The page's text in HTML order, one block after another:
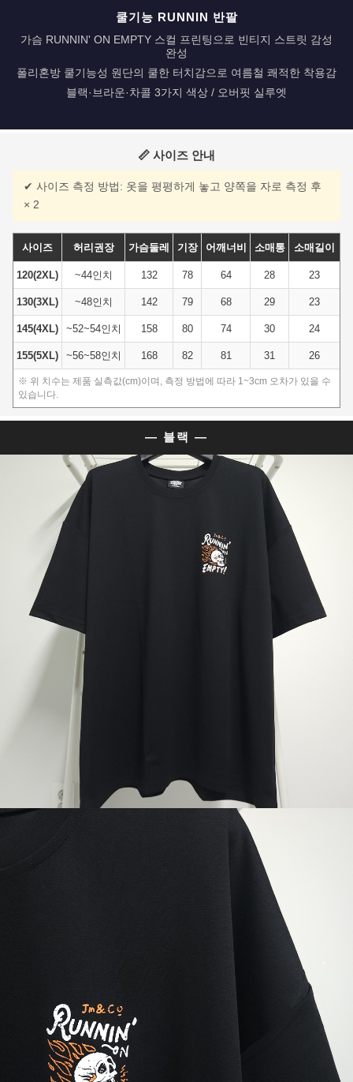
쿨기능 RUNNIN 반팔
가슴 RUNNIN' ON EMPTY 스컬 프린팅으로 빈티지 스트릿 감성
완성
폴리혼방 쿨기능성 원단의 쿨한 터치감으로 여름철 쾌적한 착용감
블랙·브라운·차콜 3가지 색상 / 오버핏 실루엣
📏 사이즈 안내
✔ 사이즈 측정 방법: 옷을 평평하게 놓고 양쪽을 자로 측정 후
× 2
사이즈 허리권장 가슴둘레 기장 어깨너비 소매통 소매길이
120(2XL) ~44인치 132 78 64 28 23
130(3XL) ~48인치 142 79 68 29 23
145(4XL) ~52~54인치 158 80 74 30 24
155(5XL) ~56~58인치 168 82 81 31 26
※ 위 치수는 제품 실측값(cm)이며, 측정 방법에 따라 1~3cm 오차가 있을 수
있습니다.
— 블랙 —